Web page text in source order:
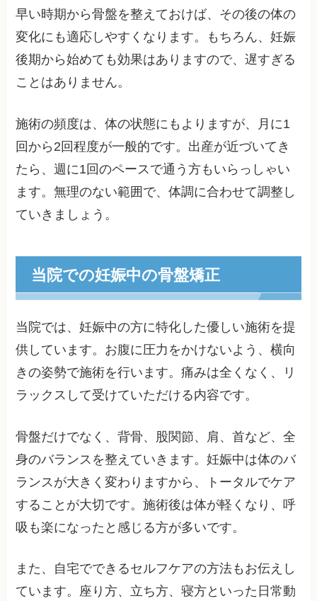
早い時期から骨盤を整えておけば、その後の体の
変化にも適応しやすくなります。もちろん、妊娠
後期から始めても効果はありますので、遅すぎる
ことはありません。
施術の頻度は、体の状態にもよりますが、月に1
回から2回程度が一般的です。出産が近づいてき
たら、週に1回のペースで通う方もいらっしゃい
ます。無理のない範囲で、体調に合わせて調整し
ていきましょう。
当院での妊娠中の骨盤矯正
当院では、妊娠中の方に特化した優しい施術を提
供しています。お腹に圧力をかけないよう、横向
きの姿勢で施術を行います。痛みは全くなく、リ
ラックスして受けていただける内容です。
骨盤だけでなく、背骨、股関節、肩、首など、全
身のバランスを整えていきます。妊娠中は体のバ
ランスが大きく変わりますから、トータルでケア
することが大切です。施術後は体が軽くなり、呼
吸も楽になったと感じる方が多いです。
また、自宅でできるセルフケアの方法もお伝えし
ています。座り方、立ち方、寝方といった日常動